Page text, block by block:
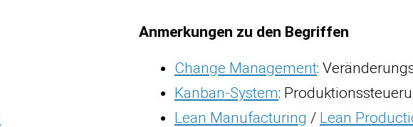
Anmerkungen zu den Begriffen
Change Management:
Kanban-System:
Lean Manufacturing / Lean